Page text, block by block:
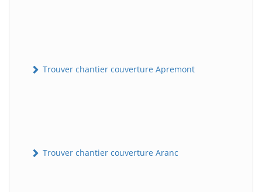
Trouver chantier couverture Apremont
Trouver chantier couverture Aranc